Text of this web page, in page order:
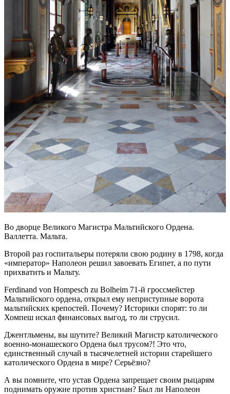
Во дворце Великого Магистра Мальтийского Ордена.
Валлетта. Мальта.
Второй раз госпитальеры потеряли свою родину в 1798, когда
«император» Наполеон решил завоевать Египет, а по пути
прихватить и Мальту.
Ferdinand von Hompesch zu Bolheim 71-й гроссмейстер
Мальтийского ордена, открыл ему неприступные ворота
мальтийских крепостей. Почему? Историки спорят: то ли
Хомпеш искал финансовых выгод, то ли струсил.
Джентльмены, вы шутите? Великий Магистр католического
военно-монашеского Ордена был трусом?! Это что,
единственный случай в тысячелетней истории старейшего
католического Ордена в мире? Серьёзно?
А вы помните, что устав Ордена запрещает своим рыцарям
поднимать оружие против христиан? Был ли Наполеон